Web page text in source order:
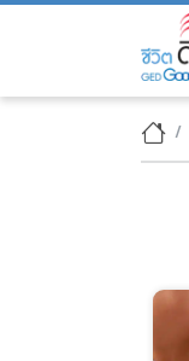
Skip